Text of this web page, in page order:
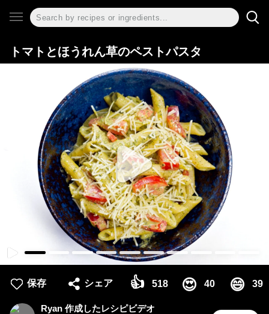
トマトとほうれん草のペストパスタ
保存 シェア 👍 518 😍 40 😄 39
Ryan 作成したレシピビデオ